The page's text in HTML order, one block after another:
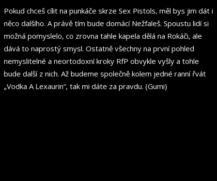
Pokud chceš cílit na punkáče skrze Sex Pistols, měl bys jim dát i
něco dalšího. A právě tím bude domácí Nežfaleš. Spoustu lidí si
možná pomyslelo, co zrovna tahle kapela dělá na Rokáči, ale
dává to naprostý smysl. Ostatně všechny na první pohled
nemyslitelné a neortodoxní kroky RfP obvykle vyšly a tohle
bude další z nich. Až budeme společně kolem jedné ranní řvát
„Vodka A Lexaurin“, tak mi dáte za pravdu. (Gumi)